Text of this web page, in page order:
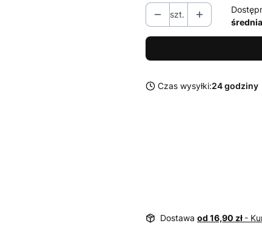
szt.
Czas wysyłki:24 godziny
Dostawa od 16,90 zł -